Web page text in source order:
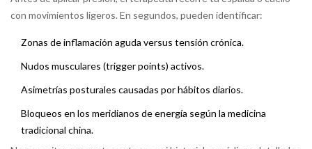
con movimientos ligeros. En segundos, pueden identificar:
Zonas de inflamación aguda versus tensión crónica.
Nudos musculares (trigger points) activos.
Asimetrías posturales causadas por hábitos diarios.
Bloqueos en los meridianos de energía según la medicina
tradicional china.